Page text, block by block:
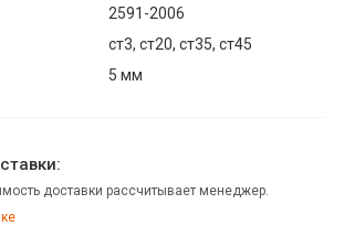
2591-2006
ст3, ст20, ст35, ст45
5 мм
доставки рассчитывает менеджер.